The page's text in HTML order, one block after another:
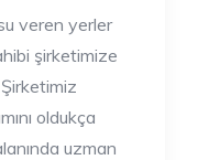
veren yerler
şirketimize
oldukça
uzman